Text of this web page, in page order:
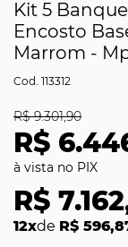
Kit 5
Encosto
Marrom -
113312
R$
R$ 9.301,90
R$
12xde R$